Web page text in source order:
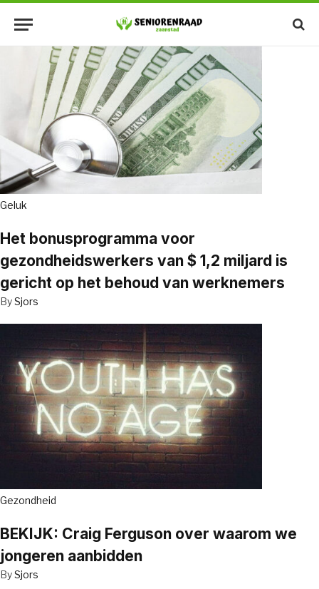
Geluk
Het bonusprogramma voor
gezondheidswerkers van $ 1,2 miljard is
gericht op het behoud van werknemers
BySjors
Gezondheid
BEKIJK: Craig Ferguson over waarom we
jongeren aanbidden
BySjors